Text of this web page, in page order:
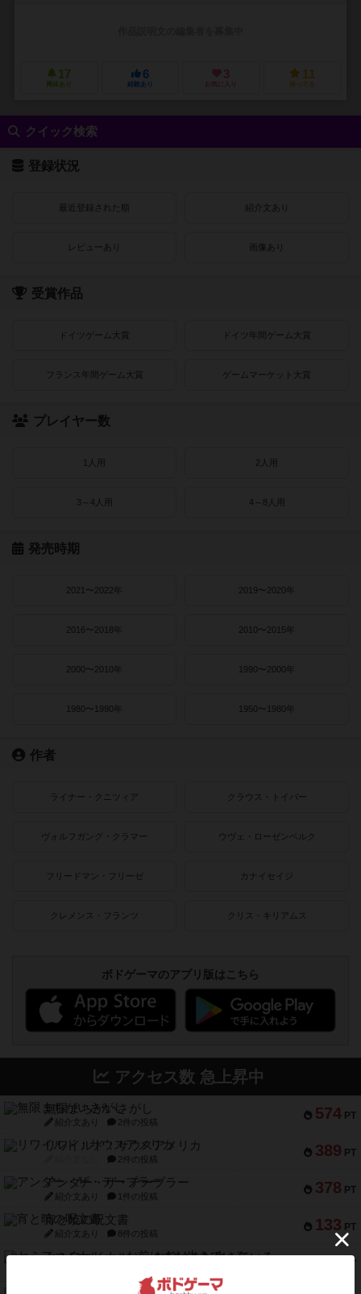
17
興味あり
6
経験あり
3
お気に入り
11
持ってる
クイック検索
登録状況
最近登録された順 紹介文あり
レビューあり 画像あり
受賞作品
ドイツゲーム大賞 ドイツ年間ゲーム大賞
フランス年間ゲーム大賞 ゲームマーケット大賞
プレイヤー数
1人用 2人用
3～4人用 4～8人用
発売時期
2021〜2022年 2019〜2020年
2016〜2018年 2010〜2015年
2000〜2010年 1990〜2000年
1980〜1990年 1950〜1980年
作者
ライナー・クニツィア クラウス・トイバー
ヴォルフガング・クラマー ウヴェ・ローゼンベルク
フリードマン・フリーゼ カナイセイジ
クレメンス・フランツ クリス・キリアムス
ボドゲーマのアプリ版はこちら
アクセス数 急上昇中
574 PT
無限まちがいさがし
紹介文あり 2件の投稿
389 PT
リワイルド：サウスアメリカ
2件の投稿
378 PT
アンダー・ザ・テーブラー
紹介文あり 1件の投稿
133 PT
宵と暁の呪文書
紹介文あり 8件の投稿
PT
セミファイナル ～お前はまだ生きている～